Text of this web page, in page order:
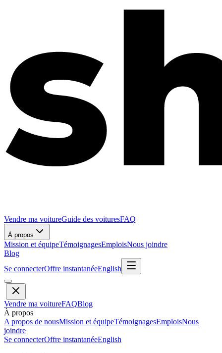
Vendre ma voitureGuide des voituresFAQ
À propos
Mission et équipeTémoignagesEmploisNous joindre
Blog
Se connecterOffre instantanéeEnglish
Vendre ma voitureFAQBlog
À propos
A propos de nousMission et équipeTémoignagesEmploisNous
joindre
Se connecterOffre instantanéeEnglish